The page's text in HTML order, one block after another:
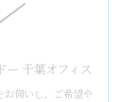
ー 千葉オフィス
お伺いし、ご希望や